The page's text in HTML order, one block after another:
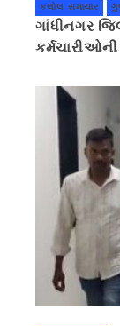
કલોલ સમાચાર
ગાંધીનગર